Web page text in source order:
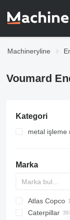
Machineryline
Voumard
Kategori
metal işleme
Marka
PDS
APD
AB
Ensis
Pega
VZ
AG3
Atlas Copco
DrillAir
QAS
PDP
E-series
B-series
BM
GFS
VT
Rover
PA
Airpure
BySprint
CK
SR
Caterpillar